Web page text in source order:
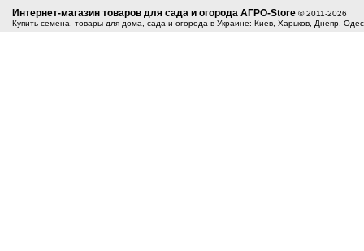
Интернет-магазин товаров для сада и огорода АГРО-Store © 2011-2026
Купить семена, товары для дома, сада и огорода в Украине: Киев, Харьков, Днепр,